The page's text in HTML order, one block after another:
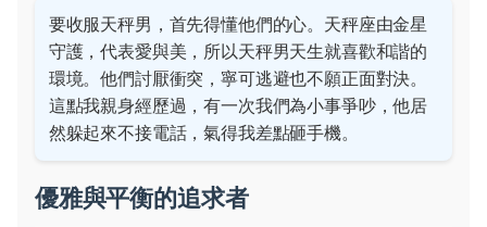
要收服天秤男，首先得懂他們的心。天秤座由金星
守護，代表愛與美，所以天秤男天生就喜歡和諧的
環境。他們討厭衝突，寧可逃避也不願正面對決。
這點我親身經歷過，有一次我們為小事爭吵，他居
然躲起來不接電話，氣得我差點砸手機。
優雅與平衡的追求者